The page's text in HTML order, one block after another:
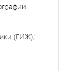
(ГИЖ);